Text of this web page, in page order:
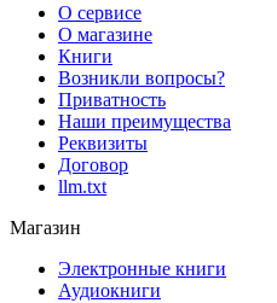
О сервисе
О магазине
Книги
Возникли вопросы?
Приватность
Наши преимущества
Реквизиты
Договор
llm.txt
Магазин
Электронные книги
Аудиокниги